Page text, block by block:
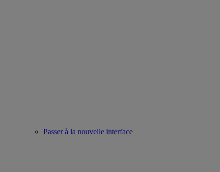
Passer à la nouvelle interface